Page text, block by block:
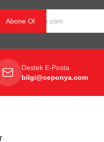
Abone Ol
Destek E-Posta
bilgi@ceponya.com